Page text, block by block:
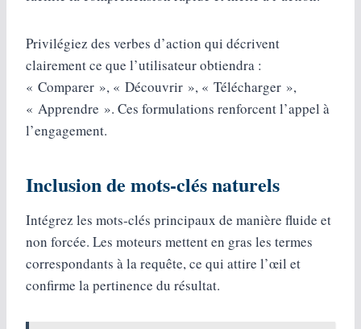
Privilégiez des verbes d’action qui décrivent
clairement ce que l’utilisateur obtiendra :
« Comparer », « Découvrir », « Télécharger »,
« Apprendre ». Ces formulations renforcent l’appel à
l’engagement.
Inclusion de mots‑clés naturels
Intégrez les mots‑clés principaux de manière fluide et
non forcée. Les moteurs mettent en gras les termes
correspondants à la requête, ce qui attire l’œil et
confirme la pertinence du résultat.